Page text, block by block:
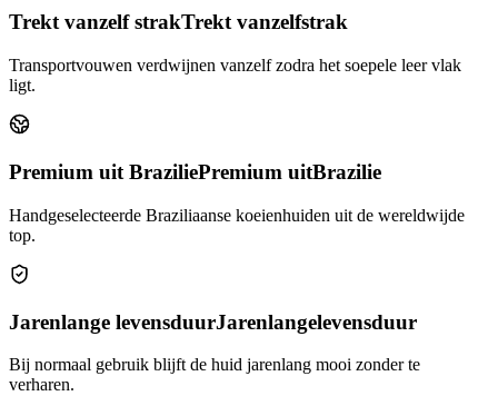
Trekt vanzelf strakTrekt vanzelfstrak
Transportvouwen verdwijnen vanzelf zodra het soepele leer vlak
ligt.
Premium uit BraziliePremium uitBrazilie
Handgeselecteerde Braziliaanse koeienhuiden uit de wereldwijde
top.
Jarenlange levensduurJarenlangelevensduur
Bij normaal gebruik blijft de huid jarenlang mooi zonder te
verharen.